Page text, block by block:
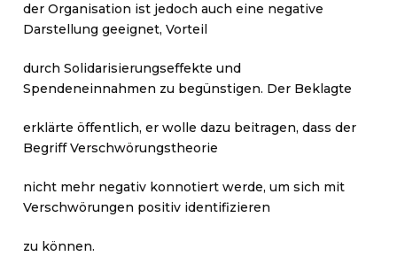
der Organisation ist jedoch auch eine negative
Darstellung geeignet, Vorteil
durch Solidarisierungseffekte und
Spendeneinnahmen zu begünstigen. Der Beklagte
erklärte öffentlich, er wolle dazu beitragen, dass der
Begriff Verschwörungstheorie
nicht mehr negativ konnotiert werde, um sich mit
Verschwörungen positiv identifizieren
zu können.